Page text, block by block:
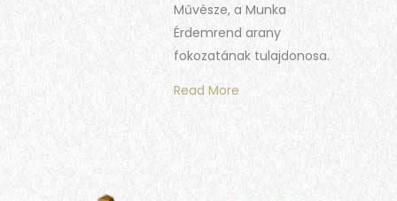
Művésze, a Munka
Érdemrend arany
fokozatának tulajdonosa.
Read More